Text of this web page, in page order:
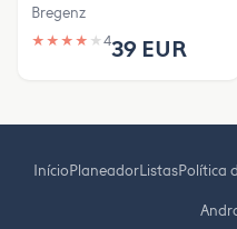
Bregenz
★ ★ ★ ★ ★ 439 EUR
InícioPlaneadorListasPolítica